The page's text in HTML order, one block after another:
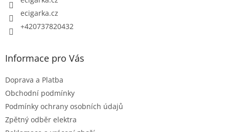
ecigarka.cz
+420737820432
Informace pro Vás
Doprava a Platba
Obchodní podmínky
Podmínky ochrany osobních údajů
Zpětný odběr elektra